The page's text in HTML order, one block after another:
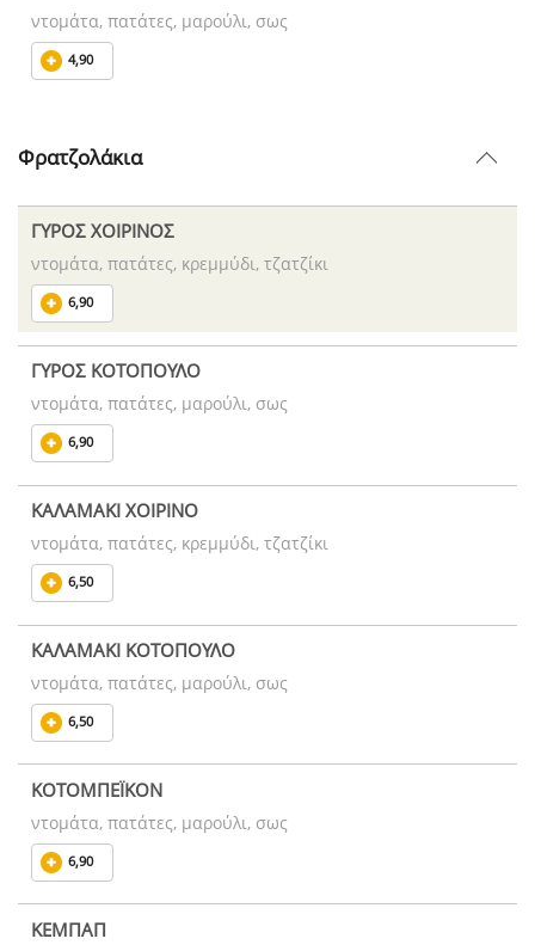
ντομάτα, πατάτες, μαρούλι, σως
4,90
Φρατζολάκια
ΓΥΡΟΣ ΧΟΙΡΙΝΟΣ
ντομάτα, πατάτες, κρεμμύδι, τζατζίκι
6,90
ΓΥΡΟΣ ΚΟΤΟΠΟΥΛΟ
ντομάτα, πατάτες, μαρούλι, σως
6,90
ΚΑΛΑΜΑΚΙ ΧΟΙΡΙΝΟ
ντομάτα, πατάτες, κρεμμύδι, τζατζίκι
6,50
ΚΑΛΑΜΑΚΙ ΚΟΤΟΠΟΥΛΟ
ντομάτα, πατάτες, μαρούλι, σως
6,50
ΚΟΤΟΜΠΕΪΚΟΝ
ντομάτα, πατάτες, μαρούλι, σως
6,90
ΚΕΜΠΑΠ